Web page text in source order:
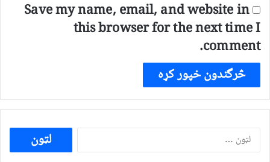
Save my name, email, and website in
this browser for the next time I
comment.
ددی
لپاره